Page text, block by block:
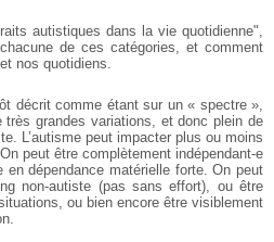
autistiques dans la vie quotidienne",
de ces catégories, et comment
nos quotidiens.
décrit comme étant sur un « spectre »,
grandes variations, et donc plein de
L’autisme peut impacter plus ou moins
peut être complètement indépendant-e
dépendance matérielle forte. On peut
non-autiste (pas sans effort), ou être
ou bien encore être visiblement